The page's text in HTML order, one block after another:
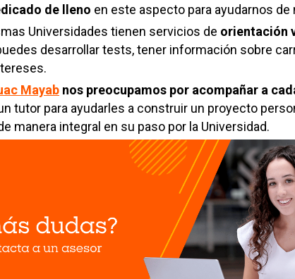
de lleno en este aspecto para ayudarnos
Universidades tienen servicios de orientación
desarrollar tests, tener información sobre
Mayab nos preocupamos por acompañar a
tutor para ayudarles a construir un proyecto
manera integral en su paso por la Universidad.